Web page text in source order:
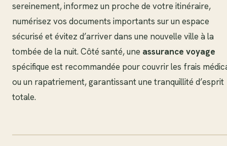
sereinement, informez un proche de votre itinéraire,
numérisez vos documents importants sur un espace
sécurisé et évitez d’arriver dans une nouvelle ville à la
tombée de la nuit. Côté santé, une assurance voyage
spécifique est recommandée pour couvrir les frais
ou un rapatriement, garantissant une tranquillité d’esprit
totale.